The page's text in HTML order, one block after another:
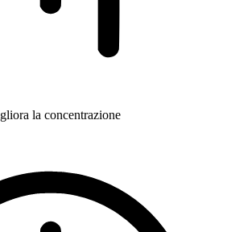
la concentrazione